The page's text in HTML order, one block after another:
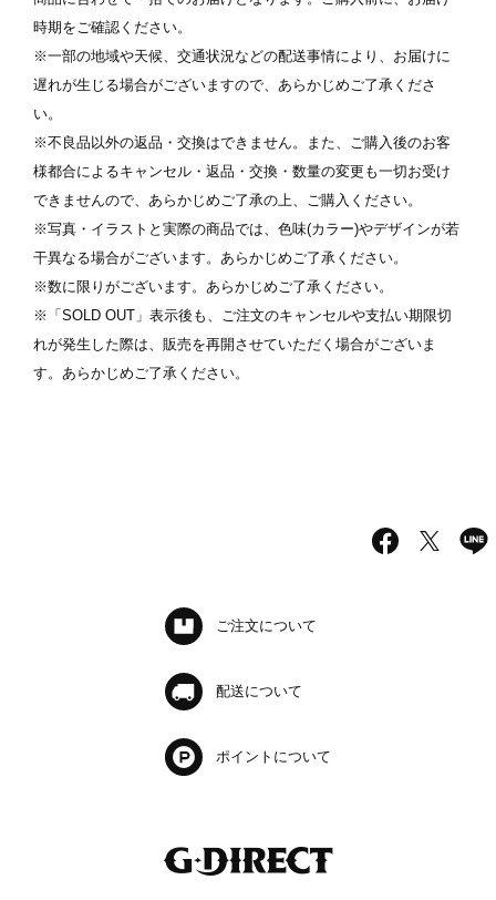
時期をご確認ください。
※一部の地域や天候、交通状況などの配送事情により、お届けに
遅れが生じる場合がございますので、あらかじめご了承くださ
い。
※不良品以外の返品・交換はできません。また、ご購入後のお客
様都合によるキャンセル・返品・交換・数量の変更も一切お受け
できませんので、あらかじめご了承の上、ご購入ください。
※写真・イラストと実際の商品では、色味(カラー)やデザインが若
干異なる場合がございます。あらかじめご了承ください。
※数に限りがございます。あらかじめご了承ください。
※「SOLD OUT」表示後も、ご注文のキャンセルや支払い期限切
れが発生した際は、販売を再開させていただく場合がございま
す。あらかじめご了承ください。
ご注文について
配送について
ポイントについて